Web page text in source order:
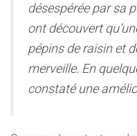
désespérée par sa
ont découvert
pépins de raisin et
merveille. En
constaté une